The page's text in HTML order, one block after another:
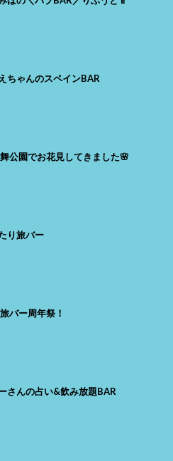
ちゃんのスペインBAR
公園でお花見してきました🌸
り旅バー
バー周年祭！
さんの占い&飲み放題BAR